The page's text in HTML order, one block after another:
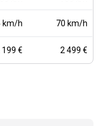
km/h 70 km/h
199 € 2 499 €